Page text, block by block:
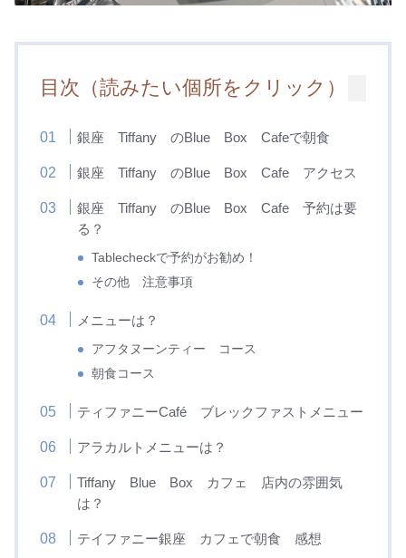
目次（読みたい個所をクリック）
銀座 Tiffany のBlue Box Cafeで朝食
銀座 Tiffany のBlue Box Cafe アクセス
銀座 Tiffany のBlue Box Cafe 予約は要
る？
Tablecheckで予約がお勧め！
その他 注意事項
メニューは？
アフタヌーンティー コース
朝食コース
ティファニーCafé ブレックファストメニュー
アラカルトメニューは？
Tiffany Blue Box カフェ 店内の雰囲気
は？
テイファニー銀座 カフェで朝食 感想